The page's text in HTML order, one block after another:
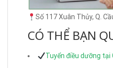
Số 117 Xuân Thủy, Q.
CÓ THỂ BẠN
Tuyển điều dưỡng tại